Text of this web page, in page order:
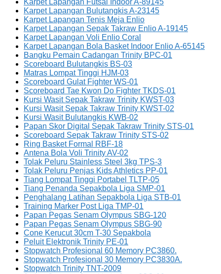
Karpet Lapangan Futsal Indoor A-89145
Karpet Lapangan Bulutangkis A-23145
Karpet Lapangan Tenis Meja Enlio
Karpet Lapangan Sepak Takraw Enlio A-19145
Karpet Lapangan Voli Enlio Coral
Karpet Lapangan Bola Basket Indoor Enlio A-65145
Bangku Pemain Cadangan Trinity BPC-01
Scoreboard Bulutangkis BS-03
Matras Lompat Tinggi HJM-03
Scoreboard Gulat Fighter WS-01
Scoreboard Tae Kwon Do Fighter TKDS-01
Kursi Wasit Sepak Takraw Trinity KWST-03
Kursi Wasit Sepak Takraw Trinity KWST-02
Kursi Wasit Bulutangkis KWB-02
Papan Skor Digital Sepak Takraw Trinity STS-01
Scoreboard Sepak Takraw Trinity STS-02
Ring Basket Formal RBF-18
Antena Bola Voli Trinity AV-02
Tolak Peluru Stainless Steel 3kg TPS-3
Tolak Peluru Penjas Kids Athletics PP-01
Tiang Lompat Tinggi Portabel TLTP-05
Tiang Penanda Sepakbola Liga SMP-01
Penghalang Latihan Sepakbola Liga STB-01
Training Marker Post Liga TMP-01
Papan Pegas Senam Olympus SBG-120
Papan Pegas Senam Olympus SBG-90
Cone Kerucut 30cm T-30 Sepakbola
Peluit Elektronik Trinity PE-01
Stopwatch Profesional 60 Memory PC3860.
Stopwatch Profesional 30 Memory PC3830A.
Stopwatch Trinity TNT-2009